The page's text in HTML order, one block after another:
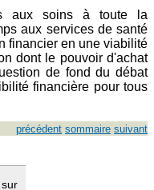
aux soins à toute la
aux services de santé
financier en une viabilité
dont le pouvoir d'achat
de fond du débat
financière pour tous
précédent sommaire suivant